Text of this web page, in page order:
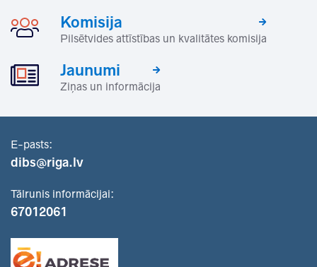
Komisija
Pilsētvides attīstības un kvalitātes komisija
Jaunumi
Ziņas un informācija
E-pasts:
dibs@riga.lv
Tālrunis informācijai:
67012061